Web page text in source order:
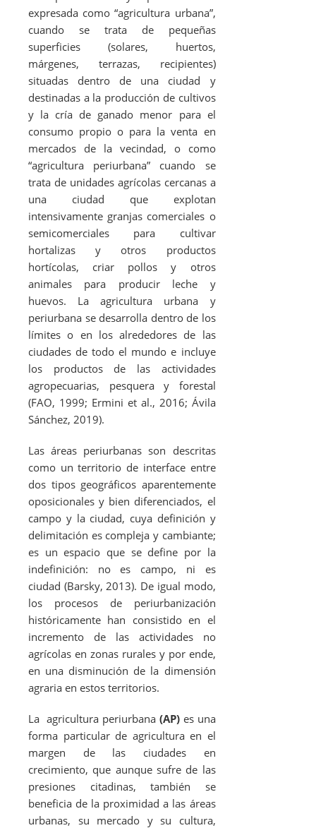
expresada como “agricultura urbana”,
cuando se trata de pequeñas
superficies (solares, huertos,
márgenes, terrazas, recipientes)
situadas dentro de una ciudad y
destinadas a la producción de cultivos
y la cría de ganado menor para el
consumo propio o para la venta en
mercados de la vecindad, o como
“agricultura periurbana” cuando se
trata de unidades agrícolas cercanas a
una ciudad que explotan
intensivamente granjas comerciales o
semicomerciales para cultivar
hortalizas y otros productos
hortícolas, criar pollos y otros
animales para producir leche y
huevos. La agricultura urbana y
periurbana se desarrolla dentro de los
límites o en los alrededores de las
ciudades de todo el mundo e incluye
los productos de las actividades
agropecuarias, pesquera y forestal
(FAO, 1999; Ermini et al., 2016; Ávila
Sánchez, 2019).
Las áreas periurbanas son descritas
como un territorio de interface entre
dos tipos geográficos aparentemente
oposicionales y bien diferenciados, el
campo y la ciudad, cuya definición y
delimitación es compleja y cambiante;
es un espacio que se define por la
indefinición: no es campo, ni es
ciudad (Barsky, 2013). De igual modo,
los procesos de periurbanización
históricamente han consistido en el
incremento de las actividades no
agrícolas en zonas rurales y por ende,
en una disminución de la dimensión
agraria en estos territorios.
La agricultura periurbana (AP) es una
forma particular de agricultura en el
margen de las ciudades en
crecimiento, que aunque sufre de las
presiones citadinas, también se
beneficia de la proximidad a las áreas
urbanas, su mercado y su cultura,